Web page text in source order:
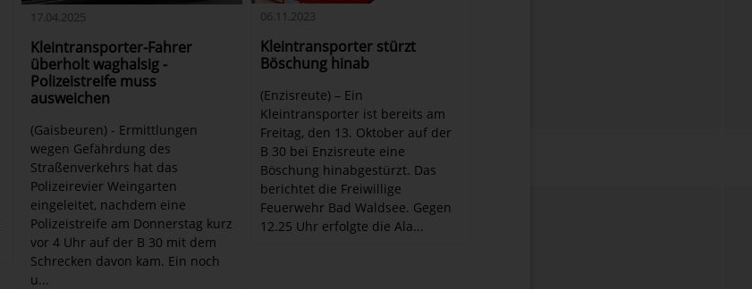
17.04.2025
Kleintransporter-Fahrer
überholt waghalsig -
Polizeistreife muss
ausweichen
(Gaisbeuren) - Ermittlungen
wegen Gefährdung des
Straßenverkehrs hat das
Polizeirevier Weingarten
eingeleitet, nachdem eine
Polizeistreife am Donnerstag kurz
vor 4 Uhr auf der B 30 mit dem
Schrecken davon kam. Ein noch
u...
06.11.2023
Kleintransporter stürzt
Böschung hinab
(Enzisreute) – Ein
Kleintransporter ist bereits am
Freitag, den 13. Oktober auf der
B 30 bei Enzisreute eine
Böschung hinabgestürzt. Das
berichtet die Freiwillige
Feuerwehr Bad Waldsee. Gegen
12.25 Uhr erfolgte die Ala...